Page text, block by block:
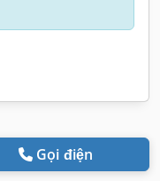
Gọi điện